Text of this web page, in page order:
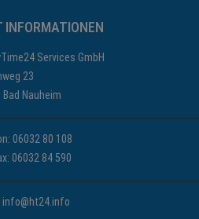
INFORMATIONEN
Services GmbH
23
Bad Nauheim
06032 80 108
06032 84 590
info@ht24.info